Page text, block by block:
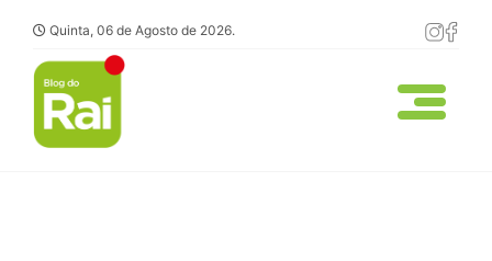
Quinta, 06 de Agosto de 2026.